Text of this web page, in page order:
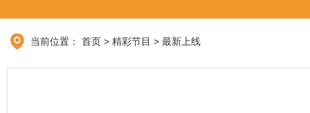
当前位置： 首页 > 精彩节目 > 最新上线